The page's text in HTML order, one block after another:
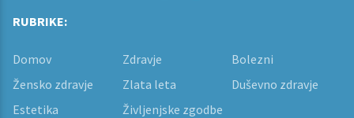
RUBRIKE:
Domov Zdravje
Bolezni
Žensko zdravje
Zlata leta
Duševno zdravje
Estetika
Življenjske zgodbe